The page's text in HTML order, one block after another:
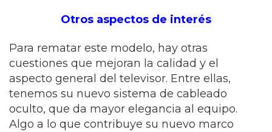
Otros aspectos de interés
Para rematar este modelo, hay otras
cuestiones que mejoran la calidad y el
aspecto general del televisor. Entre ellas,
tenemos su nuevo sistema de cableado
oculto, que da mayor elegancia al equipo.
Algo a lo que contribuye su nuevo marco